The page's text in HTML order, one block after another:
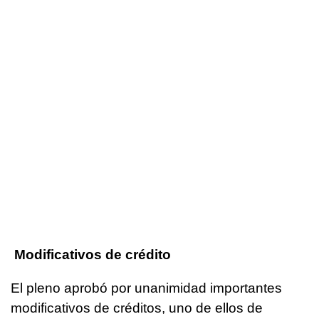
Modificativos de crédito
El pleno aprobó por unanimidad importantes
modificativos de créditos, uno de ellos de